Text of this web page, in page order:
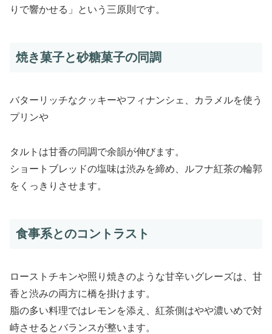
りで響かせる」という三原則です。
焼き菓子と砂糖菓子の同調
バターリッチなクッキーやフィナンシェ、カラメルを使う
プリンや
タルトは甘香の同調で余韻が伸びます。
ショートブレッドの塩味は渋みを締め、ルフナ紅茶の輪郭
をくっきりさせます。
食事系とのコントラスト
ローストチキンや照り焼きのような甘辛いグレーズは、甘
香と渋みの両方に橋を掛けます。
脂の多い料理ではレモンを添え、紅茶側はやや濃いめで対
峙させるとバランスが整います。